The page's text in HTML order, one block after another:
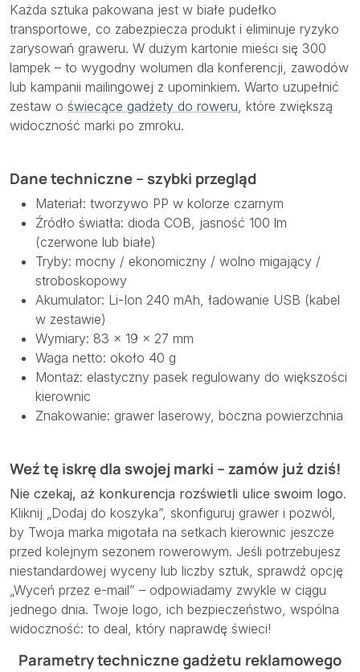
Każda sztuka pakowana jest w białe pudełko
transportowe, co zabezpiecza produkt i eliminuje ryzyko
zarysowań graweru. W dużym kartonie mieści się 300
lampek – to wygodny wolumen dla konferencji, zawodów
lub kampanii mailingowej z upominkiem. Warto uzupełnić
zestaw o świecące gadżety do roweru , które zwiększą
widoczność marki po zmroku.
Dane techniczne – szybki przegląd
Materiał: tworzywo PP w kolorze czarnym
Źródło światła: dioda COB, jasność 100 lm
(czerwone lub białe)
Tryby: mocny / ekonomiczny / wolno migający /
stroboskopowy
Akumulator: Li-Ion 240 mAh, ładowanie USB (kabel
w zestawie)
Wymiary: 83 × 19 × 27 mm
Waga netto: około 40 g
Montaż: elastyczny pasek regulowany do większości
kierownic
Znakowanie: grawer laserowy, boczna powierzchnia
Weź tę iskrę dla swojej marki – zamów już dziś!
Nie czekaj, aż konkurencja rozświetli ulice swoim logo.
Kliknij „Dodaj do koszyka”, skonfiguruj grawer i pozwól,
by Twoja marka migotała na setkach kierownic jeszcze
przed kolejnym sezonem rowerowym. Jeśli potrzebujesz
niestandardowej wyceny lub liczby sztuk, sprawdź opcję
„Wyceń przez e-mail” – odpowiadamy zwykle w ciągu
jednego dnia. Twoje logo, ich bezpieczeństwo, wspólna
widoczność: to deal, który naprawdę świeci!
Parametry techniczne gadżetu reklamowego